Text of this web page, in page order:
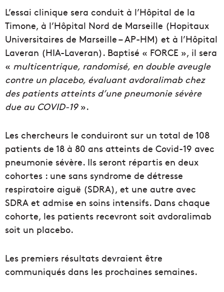
L’essai clinique sera conduit à l’Hôpital de la
Timone, à l’Hôpital Nord de Marseille (Hopitaux
Universitaires de Marseille – AP-HM) et à l’Hôpital
Laveran (HIA-Laveran). Baptisé « FORCE », il sera
« multicentrique, randomisé, en double aveugle
contre un placebo, évaluant avdoralimab chez
des patients atteints d’une pneumonie sévère
due au COVID-19».
Les chercheurs le conduiront sur un total de 108
patients de 18 à 80 ans atteints de Covid-19 avec
pneumonie sévère. Ils seront répartis en deux
cohortes : une sans syndrome de détresse
respiratoire aiguë (SDRA), et une autre avec
SDRA et admise en soins intensifs. Dans chaque
cohorte, les patients recevront soit avdoralimab
soit un placebo.
Les premiers résultats devraient être
communiqués dans les prochaines semaines.